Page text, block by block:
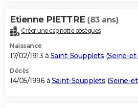
Etienne PIETTRE (83 ans)
Créer une cagnotte obsèques
Naissance
17/02/1913 à Saint-Soupplets (Seine-
Décès
14/05/1996 à Saint-Soupplets (Seine-